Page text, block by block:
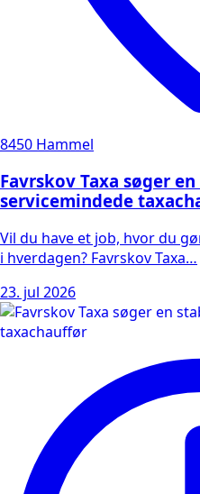
8450 Hammel
Favrskov Taxa søger
servicemindede
Vil du have et job, hvor du
i hverdagen? Favrskov Taxa…
23. jul 2026